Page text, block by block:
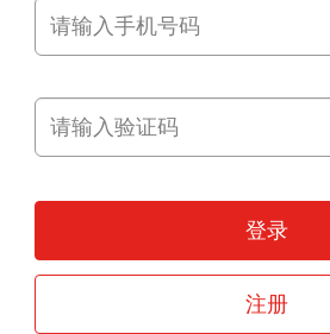
登录
注册